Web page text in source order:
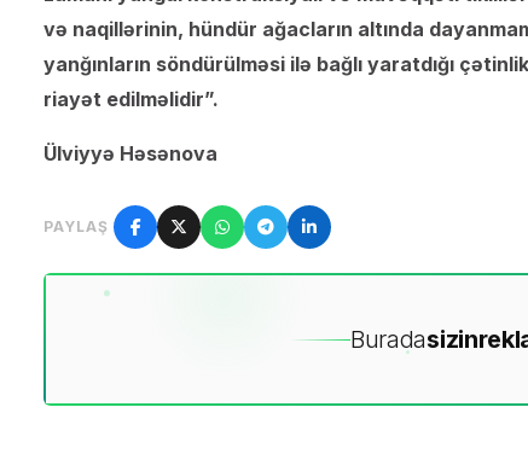
və naqillərinin, hündür ağacların altında
yanğınların söndürülməsi ilə bağlı yaratdığı
riayət edilməlidir”.
Ülviyyə Həsənova
PAYLAŞ
Buradasizin